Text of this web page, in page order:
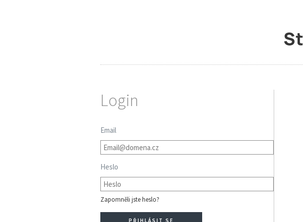
Login
Email
Heslo
Zapomněli jste heslo?